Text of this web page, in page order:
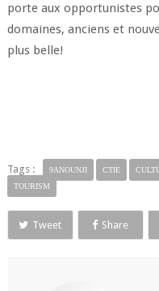
porte aux opportunistes
domaines, anciens et
plus belle!
Tags : 9ANOUNJI CTIE
TOURISM
Tweet Share